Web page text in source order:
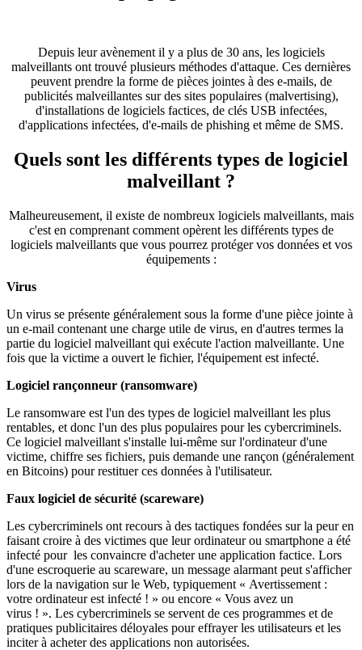
Depuis leur avènement il y a plus de 30 ans, les logiciels
malveillants ont trouvé plusieurs méthodes d'attaque. Ces dernières
peuvent prendre la forme de pièces jointes à des e-mails, de
publicités malveillantes sur des sites populaires (malvertising),
d'installations de logiciels factices, de clés USB infectées,
d'applications infectées, d'e-mails de phishing et même de SMS.
Quels sont les différents types de logiciel
malveillant ?
Malheureusement, il existe de nombreux logiciels malveillants, mais
c'est en comprenant comment opèrent les différents types de
logiciels malveillants que vous pourrez protéger vos données et vos
équipements :
Virus
Un virus se présente généralement sous la forme d'une pièce jointe à
un e-mail contenant une charge utile de virus, en d'autres termes la
partie du logiciel malveillant qui exécute l'action malveillante. Une
fois que la victime a ouvert le fichier, l'équipement est infecté.
Logiciel rançonneur (ransomware)
Le ransomware est l'un des types de logiciel malveillant les plus
rentables, et donc l'un des plus populaires pour les cybercriminels.
Ce logiciel malveillant s'installe lui-même sur l'ordinateur d'une
victime, chiffre ses fichiers, puis demande une rançon (généralement
en Bitcoins) pour restituer ces données à l'utilisateur.
Faux logiciel de sécurité (scareware)
Les cybercriminels ont recours à des tactiques fondées sur la peur en
faisant croire à des victimes que leur ordinateur ou smartphone a été
infecté pour les convaincre d'acheter une application factice. Lors
d'une escroquerie au scareware, un message alarmant peut s'afficher
lors de la navigation sur le Web, typiquement « Avertissement :
votre ordinateur est infecté ! » ou encore « Vous avez un
virus ! ». Les cybercriminels se servent de ces programmes et de
pratiques publicitaires déloyales pour effrayer les utilisateurs et les
inciter à acheter des applications non autorisées.